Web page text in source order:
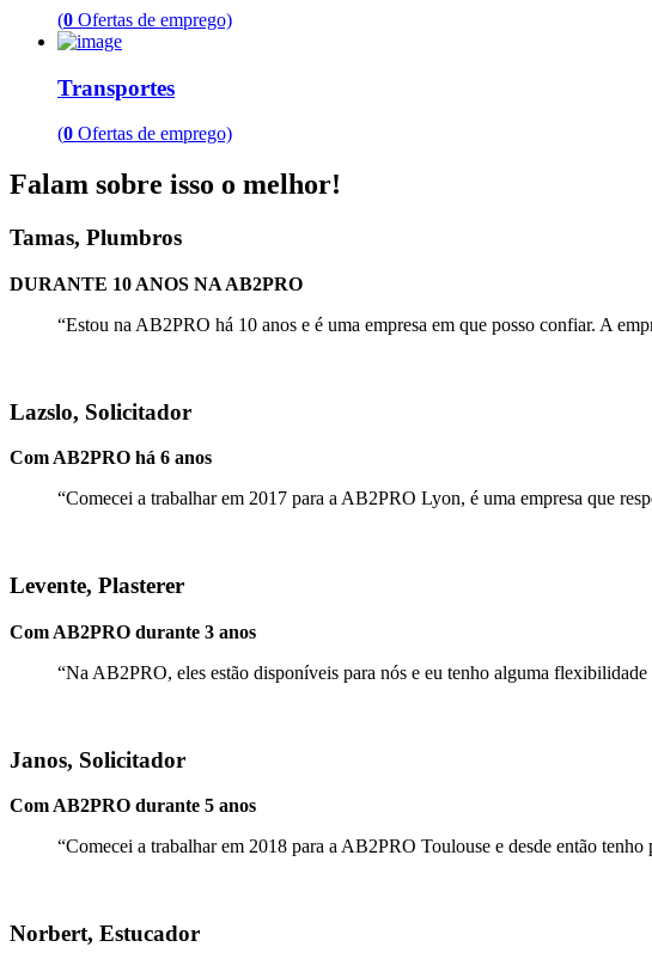
(0 Ofertas de emprego)
Transportes
(0 Ofertas de emprego)
Falam sobre isso o melhor!
Tamas, Plumbros
DURANTE 10 ANOS NA AB2PRO
“Estou na AB2PRO há 10 anos e é uma empresa em que posso confiar. A
Lazslo, Solicitador
Com AB2PRO há 6 anos
“Comecei a trabalhar em 2017 para a AB2PRO Lyon, é uma empresa que
Levente, Plasterer
Com AB2PRO durante 3 anos
“Na AB2PRO, eles estão disponíveis para nós e eu tenho alguma
Janos, Solicitador
Com AB2PRO durante 5 anos
“Comecei a trabalhar em 2018 para a AB2PRO Toulouse e desde então
Norbert, Estucador